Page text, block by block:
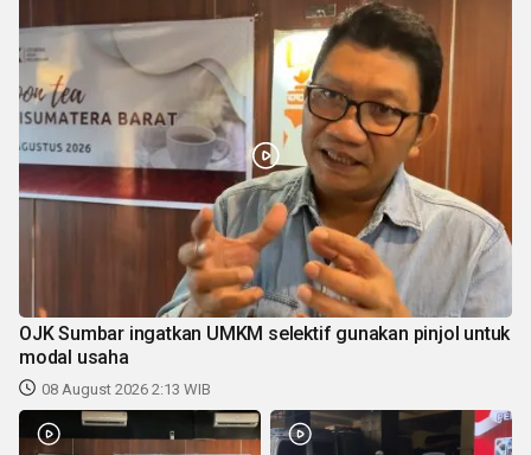
OJK Sumbar ingatkan UMKM selektif gunakan pinjol untuk
modal usaha
08 August 2026 2:13 WIB